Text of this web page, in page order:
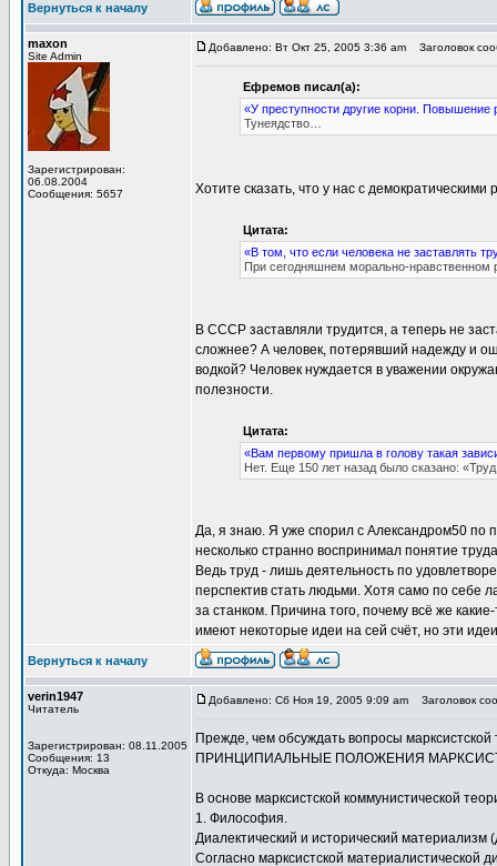
Вернуться к началу
maxon
Site Admin
Зарегистрирован:
06.08.2004
Сообщения: 5657
Добавлено: Вт Окт 25, 2005 3:36 am Заголовок
Ефремов писал(а):
«У преступности другие корни.
Тунеядство…
Хотите сказать, что у нас с
Цитата:
«В том, что если человека не заставлять
При сегодняшнем морально-нравственном
В СССР заставляли трудится, а теперь не
сложнее? А человек, потерявший надежду и
водкой? Человек нуждается в уважении
полезности.
Цитата:
«Вам первому пришла в голову такая
Нет. Еще 150 лет назад было сказано:
Да, я знаю. Я уже спорил с Александром50 по
несколько странно воспринимал понятие
Ведь труд - лишь деятельность по
перспектив стать людьми. Хотя само по
за станком. Причина того, почему всё же
имеют некоторые идеи на сей счёт, но эти
Вернуться к началу
verin1947
Читатель
Зарегистрирован: 08.11.2005
Сообщения: 13
Откуда: Москва
Добавлено: Сб Ноя 19, 2005 9:09 am Заголовок
Прежде, чем обсуждать вопросы
ПРИНЦИПИАЛЬНЫЕ ПОЛОЖЕНИЯ
В основе марксистской коммунистической
1. Философия.
Диалектический и исторический материализм
Согласно марксистской материалистической